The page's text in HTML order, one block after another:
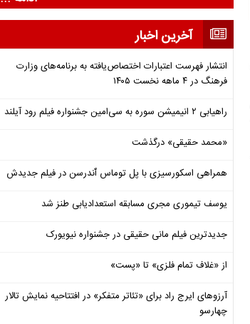
آخرین اخبار
انتشار فهرست اعتبارات اختصاص‌یافته به برنامه‌های وزارت
فرهنگ در ۴ ماهه نخست ۱۴۰۵
راهیابی ۲ انیمیشن سوره به سی‌امین جشنواره فیلم رود آیلند
«محمد حقیقی» درگذشت
همراهی اسکورسیزی با پل توماس ٱندرسن در فیلم جدیدش
یوسف تیموری مجری مسابقه استعدادیابی طنز شد
جدیدترین فیلم مانی حقیقی در جشنواره نیویورک
از «غلاف تمام فلزی» تا «پست»
آرزوهای ایرج راد برای «تئاتر متفکر» در افتتاحیه نمایش تالار
چهارسو